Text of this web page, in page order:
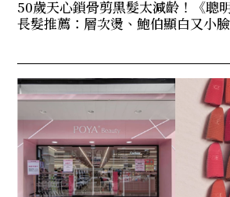
50歲天心鎖骨剪黑髮太減齡！《聰
長髮推薦：層次燙、鮑伯顯白又小臉